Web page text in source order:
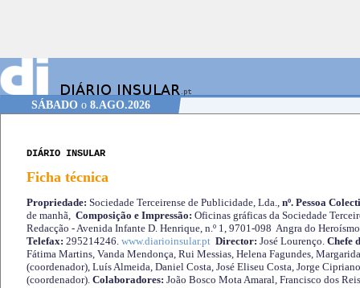
SÁBADOo 8.AGO.2026
DIÁRIO INSULAR
Ficha técnica
Propriedade: Sociedade Terceirense de Publicidade, Lda., nº. Pessoa
de manhã, Composição e Impressão: Oficinas gráficas da Sociedade
Redacção - Avenida Infante D. Henrique, n.º 1, 9701-098 Angra do
Telefax: 295214246. www.diarioinsular.pt Director: José Lourenço. Chefe
Fátima Martins, Vanda Mendonça, Rui Messias, Helena Fagundes,
(coordenador), Luís Almeida, Daniel Costa, José Eliseu Costa, Jorge
(coordenador). Colaboradores: João Bosco Mota Amaral, Francisco dos